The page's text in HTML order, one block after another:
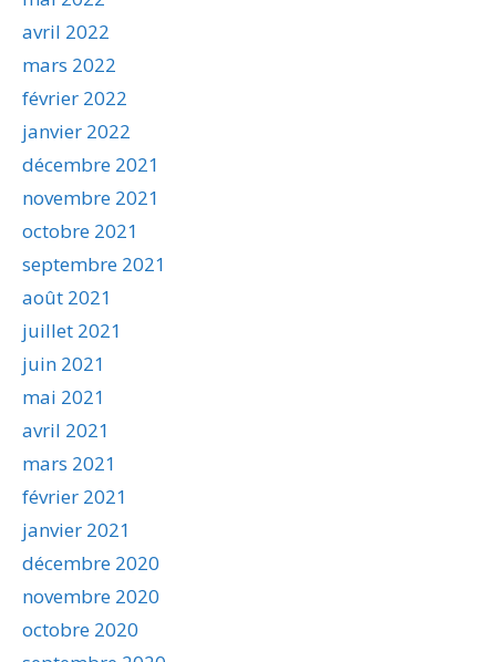
avril 2022
mars 2022
février 2022
janvier 2022
décembre 2021
novembre 2021
octobre 2021
septembre 2021
août 2021
juillet 2021
juin 2021
mai 2021
avril 2021
mars 2021
février 2021
janvier 2021
décembre 2020
novembre 2020
octobre 2020